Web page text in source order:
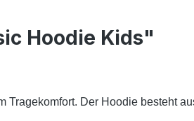
Hoodie Kids"
Tragekomfort. Der Hoodie besteht